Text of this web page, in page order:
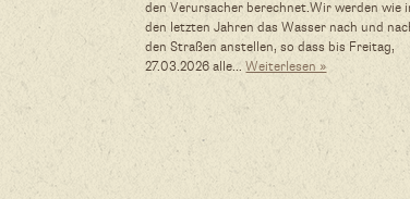
den Verursacher berechnet.Wir werden wie
den letzten Jahren das Wasser nach und
den Straßen anstellen, so dass bis Freitag,
27.03.2026 alle… Weiterlesen »